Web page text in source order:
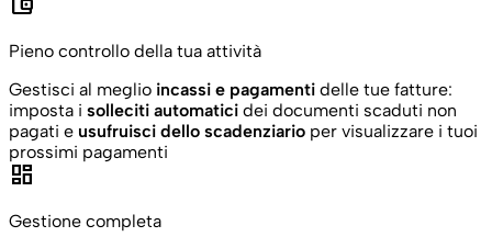
Pieno controllo della tua attività
Gestisci al meglio incassi e pagamenti delle tue fatture:
imposta i solleciti automatici dei documenti scaduti non
pagati e usufruisci dello scadenziario per visualizzare i tuoi
prossimi pagamenti
dashboard
Gestione completa